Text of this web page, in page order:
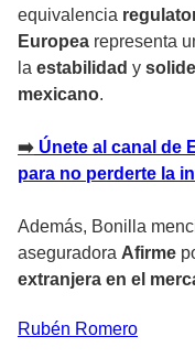
equivalencia
Europea representa
la estabilidad y
mexicano.
➡ Únete al canal de
para no perderte la
Además, Bonilla
aseguradora Afirme
extranjera en el
Rubén Romero